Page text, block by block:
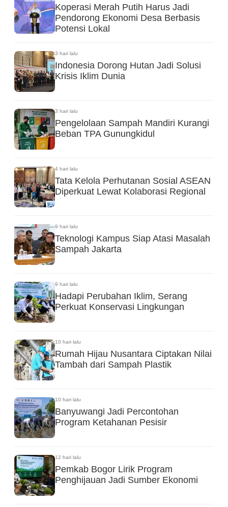
Koperasi Merah Putih Harus Jadi
Pendorong Ekonomi Desa Berbasis
Potensi Lokal
3 hari lalu
Indonesia Dorong Hutan Jadi Solusi
Krisis Iklim Dunia
3 hari lalu
Pengelolaan Sampah Mandiri Kurangi
Beban TPA Gunungkidul
4 hari lalu
Tata Kelola Perhutanan Sosial ASEAN
Diperkuat Lewat Kolaborasi Regional
9 hari lalu
Teknologi Kampus Siap Atasi Masalah
Sampah Jakarta
9 hari lalu
Hadapi Perubahan Iklim, Serang
Perkuat Konservasi Lingkungan
10 hari lalu
Rumah Hijau Nusantara Ciptakan Nilai
Tambah dari Sampah Plastik
10 hari lalu
Banyuwangi Jadi Percontohan
Program Ketahanan Pesisir
12 hari lalu
Pemkab Bogor Lirik Program
Penghijauan Jadi Sumber Ekonomi